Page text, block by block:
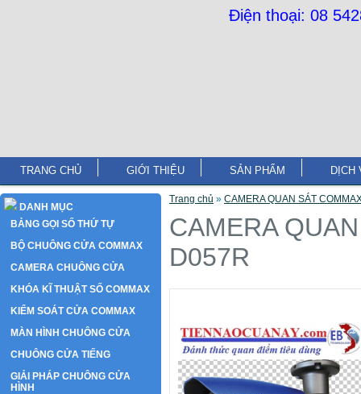
Điện thoại: 08
TRANG CHỦ GIỚI THIỆU SẢN PHẨM DỊCH
DANH MỤC
BẢNG GỌI SỐ THỨ TỰ
BỘ CHUÔNG CỬA COMMAX
CAMERA CHUÔNG CỬA
KHÓA KĨ THUẬT SỐ COMMAX
KIỂM SOÁT CỬA COMMAX
MÀN HÌNH CHUÔNG CỬA
CHUÔNG CỬA TIẾNG
GIẢI PHÁP CHUÔNG CỬA
HÌNH
Trang chủ » CAMERA QUAN SÁT
CAMERA
D057R